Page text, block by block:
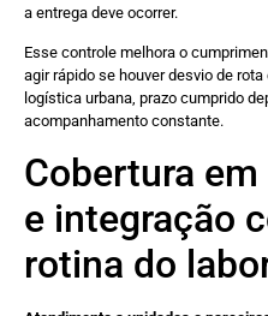
a entrega deve ocorrer.
Esse controle melhora o
agir rápido se houver desvio de
logística urbana, prazo cumprido
acompanhamento constante.
Cobertura
e integração
rotina do